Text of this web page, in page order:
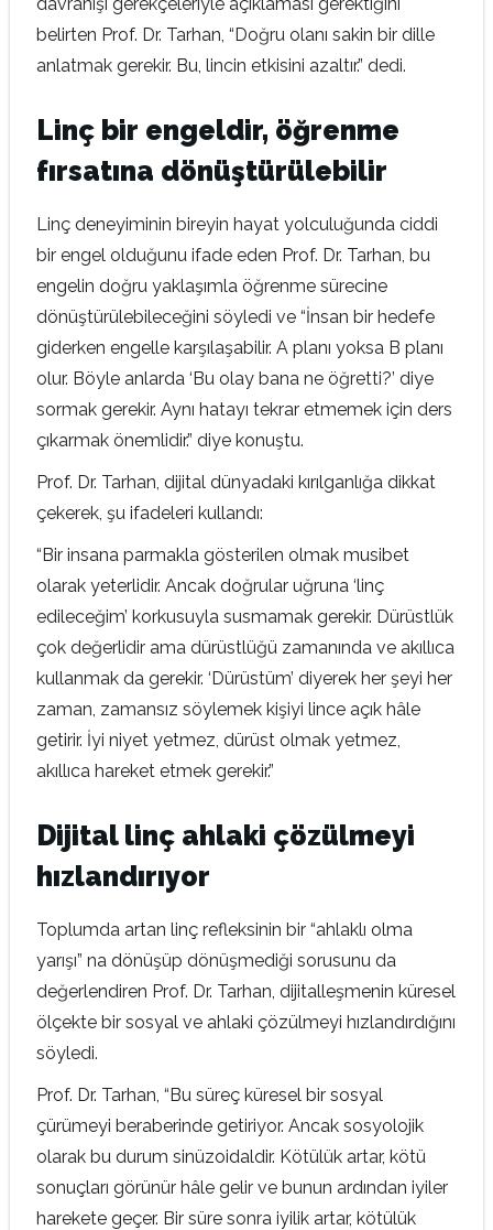
belirten Prof. Dr. Tarhan, “Doğru olanı sakin bir dille
anlatmak gerekir. Bu, lincin etkisini azaltır.” dedi.
Linç bir engeldir, öğrenme
fırsatına dönüştürülebilir
Linç deneyiminin bireyin hayat yolculuğunda ciddi
bir engel olduğunu ifade eden Prof. Dr. Tarhan, bu
engelin doğru yaklaşımla öğrenme sürecine
dönüştürülebileceğini söyledi ve “İnsan bir hedefe
giderken engelle karşılaşabilir. A planı yoksa B planı
olur. Böyle anlarda ‘Bu olay bana ne öğretti?’ diye
sormak gerekir. Aynı hatayı tekrar etmemek için ders
çıkarmak önemlidir.” diye konuştu.
Prof. Dr. Tarhan, dijital dünyadaki kırılganlığa dikkat
çekerek, şu ifadeleri kullandı:
“Bir insana parmakla gösterilen olmak musibet
olarak yeterlidir. Ancak doğrular uğruna ‘linç
edileceğim’ korkusuyla susmamak gerekir. Dürüstlük
çok değerlidir ama dürüstlüğü zamanında ve akıllıca
kullanmak da gerekir. ‘Dürüstüm’ diyerek her şeyi her
zaman, zamansız söylemek kişiyi lince açık hâle
getirir. İyi niyet yetmez, dürüst olmak yetmez,
akıllıca hareket etmek gerekir.”
Dijital linç ahlaki çözülmeyi
hızlandırıyor
Toplumda artan linç refleksinin bir “ahlaklı olma
yarışı” na dönüşüp dönüşmediği sorusunu da
değerlendiren Prof. Dr. Tarhan, dijitalleşmenin küresel
ölçekte bir sosyal ve ahlaki çözülmeyi hızlandırdığını
söyledi.
Prof. Dr. Tarhan, “Bu süreç küresel bir sosyal
çürümeyi beraberinde getiriyor. Ancak sosyolojik
olarak bu durum sinüzoidaldir. Kötülük artar, kötü
sonuçları görünür hâle gelir ve bunun ardından iyiler
harekete geçer. Bir süre sonra iyilik artar, kötülük